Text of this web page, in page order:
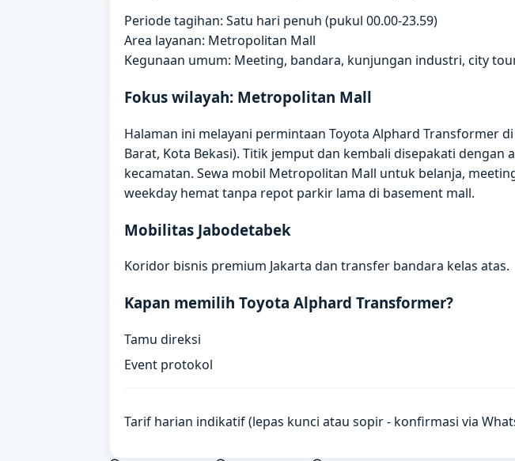
Periode tagihan: Satu hari penuh (pukul 00.00-23.59)
Area layanan: Metropolitan Mall
Kegunaan umum: Meeting, bandara, kunjungan industri, city
Fokus wilayah: Metropolitan Mall
Halaman ini melayani permintaan Toyota Alphard Transformer
Barat, Kota Bekasi). Titik jemput dan kembali disepakati
kecamatan. Sewa mobil Metropolitan Mall untuk belanja,
weekday hemat tanpa repot parkir lama di basement mall.
Mobilitas Jabodetabek
Koridor bisnis premium Jakarta dan transfer bandara kelas atas.
Kapan memilih Toyota Alphard Transformer?
Tamu direksi
Event protokol
Tarif harian indikatif (lepas kunci atau sopir - konfirmasi via